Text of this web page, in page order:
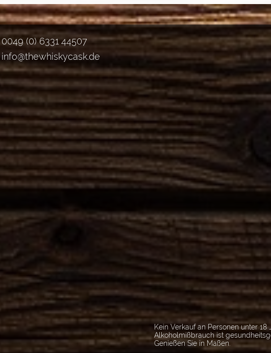
0049 (0) 6331 44507
info@thewhiskycask.de
Kein Verkauf an Personen unter 18
Alkoholmißbrauch ist
Genießen Sie in Maßen.